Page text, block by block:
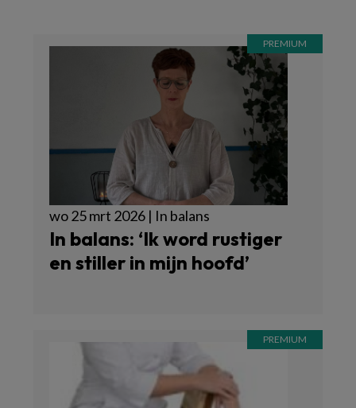
wo 25 mrt 2026 | In balans
In balans: ‘Ik word rustiger
en stiller in mijn hoofd’